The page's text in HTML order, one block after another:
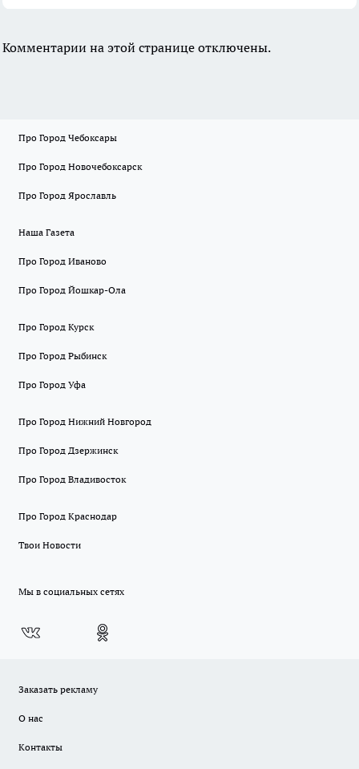
Комментарии на этой странице отключены.
Про Город Чебоксары
Про Город Новочебоксарск
Про Город Ярославль
Наша Газета
Про Город Иваново
Про Город Йошкар-Ола
Про Город Курск
Про Город Рыбинск
Про Город Уфа
Про Город Нижний Новгород
Про Город Дзержинск
Про Город Владивосток
Про Город Краснодар
Твои Новости
Мы в социальных сетях
Заказать рекламу
О нас
Контакты